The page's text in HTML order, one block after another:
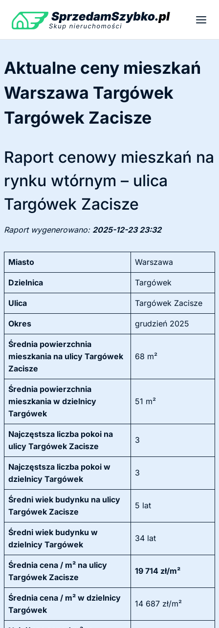
treści
Aktualne ceny mieszkań
Warszawa Targówek
Targówek Zacisze
Raport cenowy mieszkań na
rynku wtórnym – ulica
Targówek Zacisze
Raport wygenerowano: 2025-12-23 23:32
Miasto Warszawa
Dzielnica Targówek
Ulica Targówek Zacisze
Okres grudzień 2025
Średnia powierzchnia
mieszkania na ulicy Targówek
Zacisze
68 m²
Średnia powierzchnia
mieszkania w dzielnicy
Targówek
51 m²
Najczęstsza liczba pokoi na
ulicy Targówek Zacisze
3
Najczęstsza liczba pokoi w
dzielnicy Targówek
3
Średni wiek budynku na ulicy
Targówek Zacisze
5 lat
Średni wiek budynku w
dzielnicy Targówek
34 lat
Średnia cena / m² na ulicy
Targówek Zacisze
19 714 zł/m²
Średnia cena / m² w dzielnicy
Targówek
14 687 zł/m²